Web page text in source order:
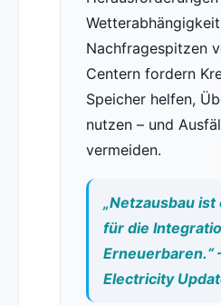
Nachfragespitzen
Centern fordern
Speicher helfen,
nutzen – und
vermeiden.
„Netzausbau
für die
Erneuerbaren.“
Electricity